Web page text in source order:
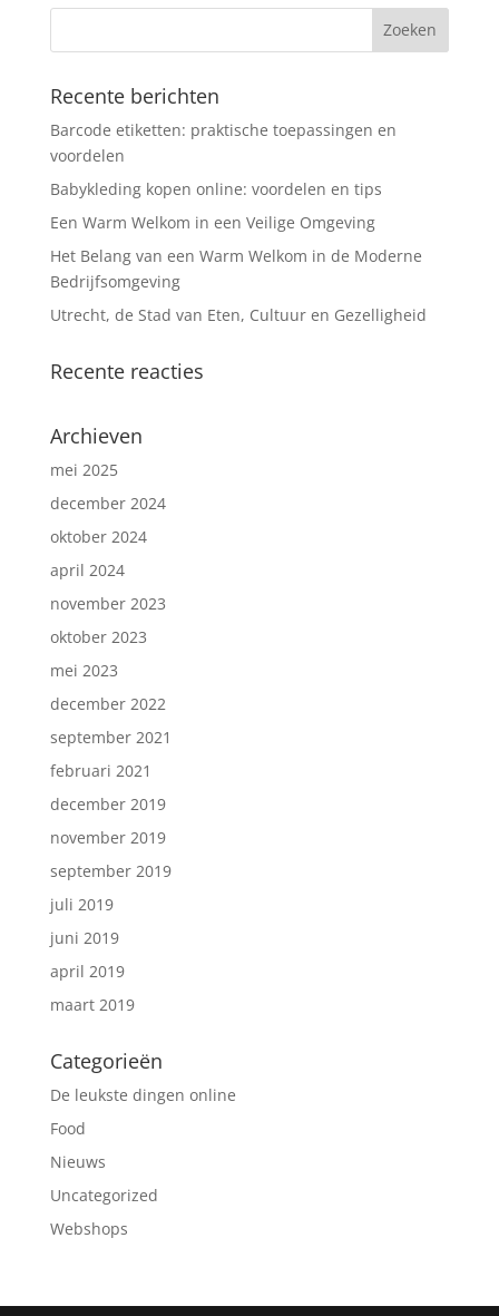
Recente berichten
Barcode etiketten: praktische toepassingen en
voordelen
Babykleding kopen online: voordelen en tips
Een Warm Welkom in een Veilige Omgeving
Het Belang van een Warm Welkom in de Moderne
Bedrijfsomgeving
Utrecht, de Stad van Eten, Cultuur en Gezelligheid
Recente reacties
Archieven
mei 2025
december 2024
oktober 2024
april 2024
november 2023
oktober 2023
mei 2023
december 2022
september 2021
februari 2021
december 2019
november 2019
september 2019
juli 2019
juni 2019
april 2019
maart 2019
Categorieën
De leukste dingen online
Food
Nieuws
Uncategorized
Webshops